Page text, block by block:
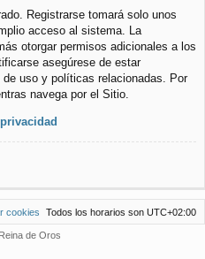
Registrarse tomará solo unos
acceso al sistema. La
otorgar permisos adicionales a los
asegúrese de estar
uso y políticas relacionadas. Por
navega por el Sitio.
Todos los horarios son UTC+02:00
cookies
de Oros